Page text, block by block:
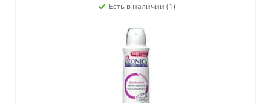
Есть в наличии (1)